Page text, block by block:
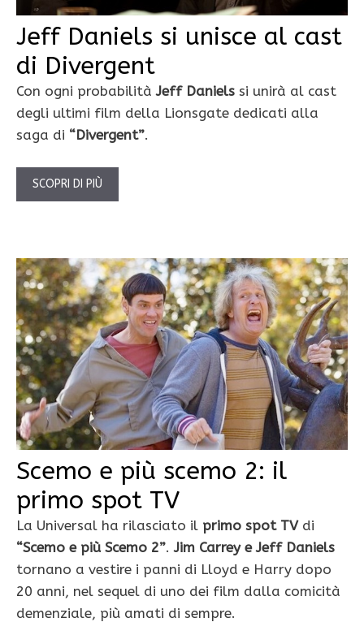
Jeff Daniels si unisce al cast
di Divergent
Con ogni probabilitàJeff Daniels si unirà al cast
degli ultimi film della Lionsgate dedicati alla
saga di “Divergent”.
SCOPRI DI PIÙ
Scemo e più scemo 2: il
primo spot TV
La Universal ha rilasciato il primo spot TVdi
“Scemo e più Scemo 2”.Jim Carrey e Jeff Daniels
tornano a vestire i panni di Lloyd e Harry dopo
20 anni, nel sequel di uno dei film dalla comicità
demenziale, più amati di sempre.